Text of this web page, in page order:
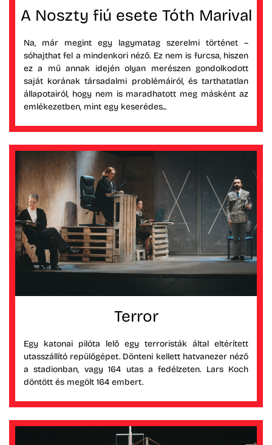
A Noszty fiú esete Tóth Marival
Na, már megint egy lagymatag szerelmi történet –
sóhajthat fel a mindenkori néző. Ez nem is furcsa, hiszen
ez a mű annak idején olyan merészen gondolkodott
saját korának társadalmi problémáiról, és tarthatatlan
állapotairól, hogy nem is maradhatott meg másként az
emlékezetben, mint egy keserédes...
Terror
Egy katonai pilóta lelő egy terroristák által eltérített
utasszállító repülőgépet. Dönteni kellett hatvanezer néző
a stadionban, vagy 164 utas a fedélzeten. Lars Koch
döntött és megölt 164 embert.